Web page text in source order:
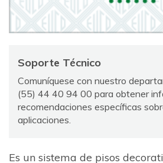
Soporte Técnico
Comuníquese con nuestro
(55) 44 40 94 00 para obtener
recomendaciones específicas
aplicaciones.
Es un sistema de pisos